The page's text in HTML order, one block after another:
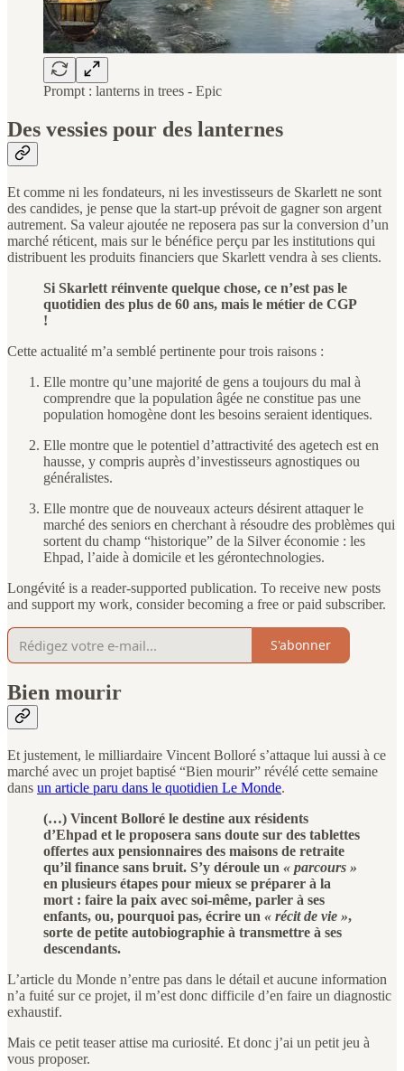
Prompt : lanterns in trees - Epic
Des vessies pour des lanternes
Et comme ni les fondateurs, ni les investisseurs de Skarlett ne sont
des candides, je pense que la start-up prévoit de gagner son argent
autrement. Sa valeur ajoutée ne reposera pas sur la conversion d’un
marché réticent, mais sur le bénéfice perçu par les institutions qui
distribuent les produits financiers que Skarlett vendra à ses clients.
Si Skarlett réinvente quelque chose, ce n’est pas le
quotidien des plus de 60 ans, mais le métier de CGP
!
Cette actualité m’a semblé pertinente pour trois raisons :
Elle montre qu’une majorité de gens a toujours du mal à
comprendre que la population âgée ne constitue pas une
population homogène dont les besoins seraient identiques.
Elle montre que le potentiel d’attractivité des agetech est en
hausse, y compris auprès d’investisseurs agnostiques ou
généralistes.
Elle montre que de nouveaux acteurs désirent attaquer le
marché des seniors en cherchant à résoudre des problèmes qui
sortent du champ “historique” de la Silver économie : les
Ehpad, l’aide à domicile et les gérontechnologies.
Longévité is a reader-supported publication. To receive new posts
and support my work, consider becoming a free or paid subscriber.
S'abonner
Bien mourir
Et justement, le milliardaire Vincent Bolloré s’attaque lui aussi à ce
marché avec un projet baptisé “Bien mourir” révélé cette semaine
dans un article paru dans le quotidien Le Monde.
(…) Vincent Bolloré le destine aux résidents
d’Ehpad et le proposera sans doute sur des tablettes
offertes aux pensionnaires des maisons de retraite
qu’il finance sans bruit. S’y déroule un « parcours »
en plusieurs étapes pour mieux se préparer à la
mort : faire la paix avec soi-même, parler à ses
enfants, ou, pourquoi pas, écrire un « récit de vie »,
sorte de petite autobiographie à transmettre à ses
descendants.
L’article du Monde n’entre pas dans le détail et aucune information
n’a fuité sur ce projet, il m’est donc difficile d’en faire un diagnostic
exhaustif.
Mais ce petit teaser attise ma curiosité. Et donc j’ai un petit jeu à
vous proposer.